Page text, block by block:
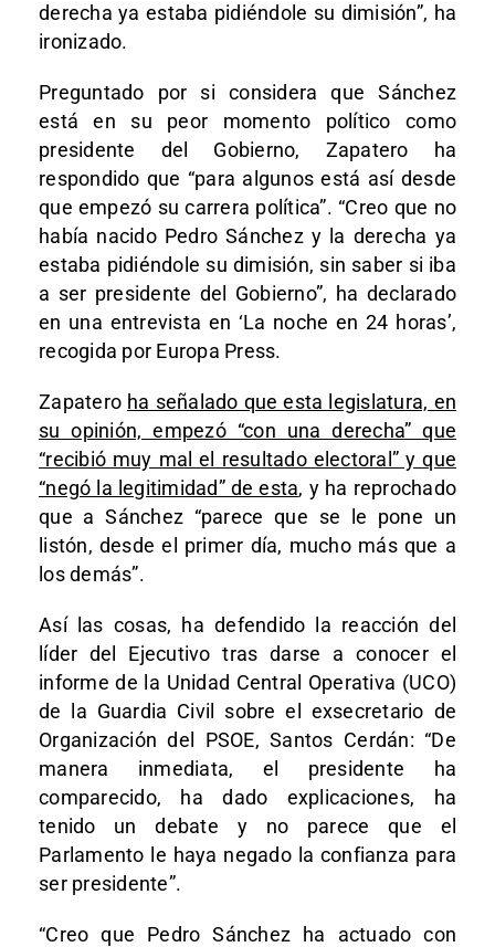
derecha ya estaba pidiéndole su dimisión”, ha
ironizado.
Preguntado por si considera que Sánchez
está en su peor momento político como
presidente del Gobierno, Zapatero ha
respondido que “para algunos está así desde
que empezó su carrera política”. “Creo que no
había nacido Pedro Sánchez y la derecha ya
estaba pidiéndole su dimisión, sin saber si iba
a ser presidente del Gobierno”, ha declarado
en una entrevista en ‘La noche en 24 horas’,
recogida por Europa Press.
Zapatero ha señalado que esta legislatura, en
su opinión, empezó “con una derecha” que
“recibió muy mal el resultado electoral” y que
“negó la legitimidad” de esta, y ha reprochado
que a Sánchez “parece que se le pone un
listón, desde el primer día, mucho más que a
los demás”.
Así las cosas, ha defendido la reacción del
líder del Ejecutivo tras darse a conocer el
informe de la Unidad Central Operativa (UCO)
de la Guardia Civil sobre el exsecretario de
Organización del PSOE, Santos Cerdán: “De
manera inmediata, el presidente ha
comparecido, ha dado explicaciones, ha
tenido un debate y no parece que el
Parlamento le haya negado la confianza para
ser presidente”.
“Creo que Pedro Sánchez ha actuado con